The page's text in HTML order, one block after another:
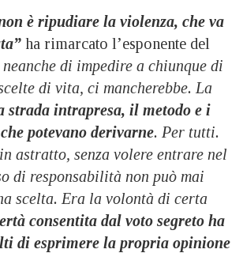
è ripudiare la violenza, che va
ha rimarcato l’esponente del
neanche di impedire a chiunque di
di vita, ci mancherebbe. La
strada intrapresa, il metodo e i
potevano derivarne. Per tutti.
astratto, senza volere entrare nel
di responsabilità non può mai
scelta. Era la volontà di certa
consentita dal voto segreto ha
di esprimere la propria opinione